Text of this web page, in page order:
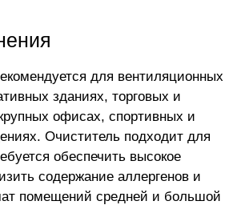
для вентиляционных
зданиях, торговых и
офисах, спортивных и
Очиститель подходит для
обеспечить высокое
содержание аллергенов и
помещений средней и большой